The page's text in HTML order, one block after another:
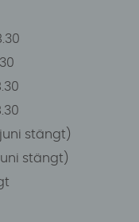
juni stängt)
juni stängt)